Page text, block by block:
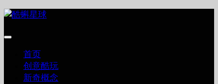
跳
内
首页
创意酷玩
新奇概念